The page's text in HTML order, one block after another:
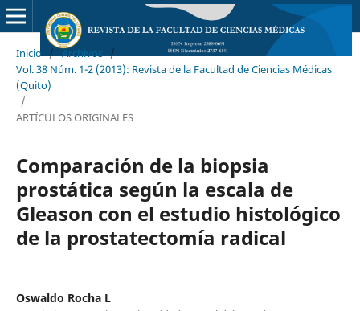
Inicio / Archivos /
Vol. 38 Núm. 1-2 (2013): Revista de la Facultad de Ciencias Médicas
(Quito)
/
ARTÍCULOS ORIGINALES
Comparación de la biopsia
prostática según la escala de
Gleason con el estudio histológico
de la prostatectomía radical
Oswaldo Rocha L